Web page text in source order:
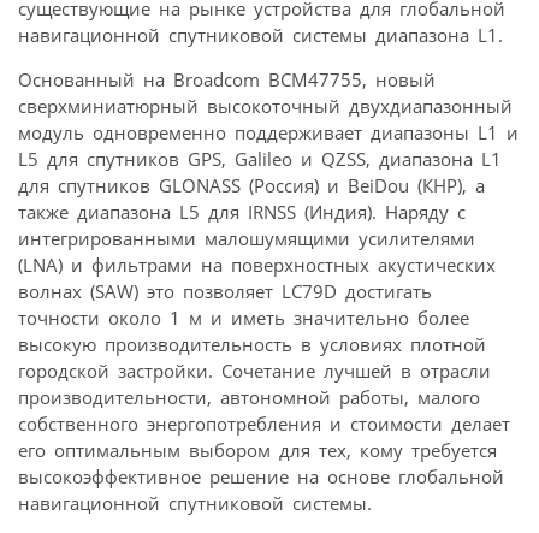
существующие на рынке устройства для глобальной
навигационной спутниковой системы диапазона L1.
Основанный на Broadcom BCM47755, новый
сверхминиатюрный высокоточный двухдиапазонный
модуль одновременно поддерживает диапазоны L1 и
L5 для спутников GPS, Galileo и QZSS, диапазона L1
для спутников GLONASS (Россия) и BeiDou (КНР), а
также диапазона L5 для IRNSS (Индия). Наряду с
интегрированными малошумящими усилителями
(LNA) и фильтрами на поверхностных акустических
волнах (SAW) это позволяет LC79D достигать
точности около 1 м и иметь значительно более
высокую производительность в условиях плотной
городской застройки. Сочетание лучшей в отрасли
производительности, автономной работы, малого
собственного энергопотребления и стоимости делает
его оптимальным выбором для тех, кому требуется
высокоэффективное решение на основе глобальной
навигационной спутниковой системы.